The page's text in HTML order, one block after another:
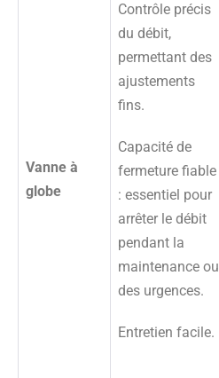
Vanne à
globe
Contrôle précis
du débit,
permettant des
ajustements
fins.
Capacité de
fermeture fiable
: essentiel pour
arrêter le débit
pendant la
maintenance ou
des urgences.
Entretien facile.